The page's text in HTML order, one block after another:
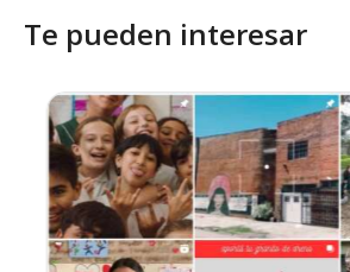
Te pueden interesar